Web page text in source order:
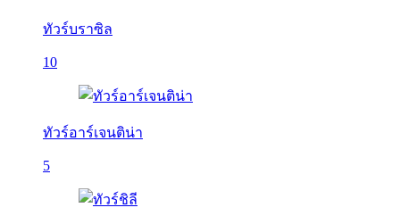
ทัวร์บราซิล
10
ทัวร์อาร์เจนติน่า
5